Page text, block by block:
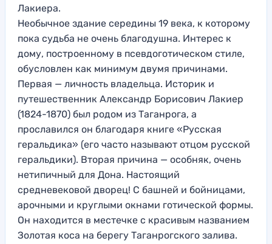
Лакиера.
Необычное здание середины 19 века, к которому
пока судьба не очень благодушна. Интерес к
дому, построенному в псевдоготическом стиле,
обусловлен как минимум двумя причинами.
Первая — личность владельца. Историк и
путешественник Александр Борисович Лакиер
(1824-1870) был родом из Таганрога, а
прославился он благодаря книге «Русская
геральдика» (его часто называют отцом русской
геральдики). Вторая причина — особняк, очень
нетипичный для Дона. Настоящий
средневековой дворец! С башней и бойницами,
арочными и круглыми окнами готической формы.
Он находится в местечке с красивым названием
Золотая коса на берегу Таганрогского залива.